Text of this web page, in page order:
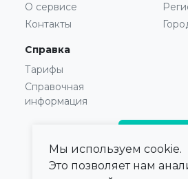
О сервисе
Контакты
Справка
Тарифы
Справочная
информация
©
Мы используем cookie.
Это позволяет нам